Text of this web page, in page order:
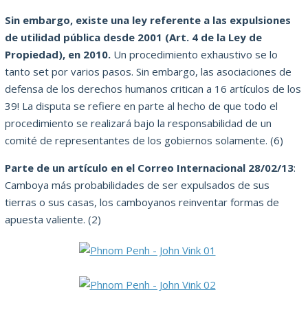
Sin embargo, existe una ley referente a las expulsiones
de utilidad pública desde 2001 (Art. 4 de la Ley de
Propiedad), en 2010. Un procedimiento exhaustivo se lo
tanto set por varios pasos. Sin embargo, las asociaciones de
defensa de los derechos humanos critican a 16 artículos de los
39! La disputa se refiere en parte al hecho de que todo el
procedimiento se realizará bajo la responsabilidad de un
comité de representantes de los gobiernos solamente. (6)
Parte de un artículo en el Correo Internacional 28/02/13:
Camboya más probabilidades de ser expulsados de sus
tierras o sus casas, los camboyanos reinventar formas de
apuesta valiente. (2)